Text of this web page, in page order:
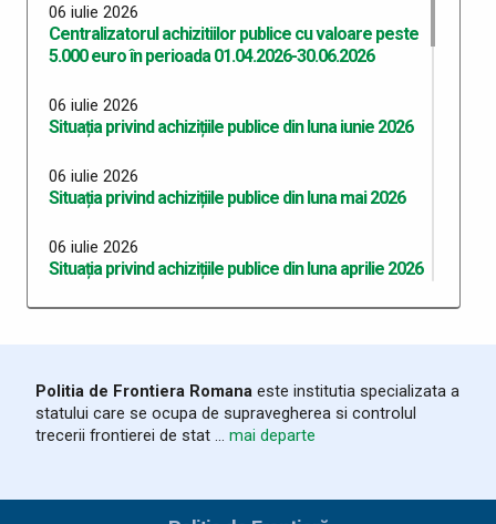
06 iulie 2026
Centralizatorul achizitiilor publice cu valoare peste
5.000 euro în perioada 01.04.2026-30.06.2026
06 iulie 2026
Situația privind achizițiile publice din luna iunie 2026
06 iulie 2026
Situația privind achizițiile publice din luna mai 2026
06 iulie 2026
Situația privind achizițiile publice din luna aprilie 2026
03 iunie 2026
Program Anual Achiziții Publice 2026 - versiunea 06
Programul Anual al Achizițiilor Publice 2026 -
Politia de Frontiera Romana este institutia specializata a
statului care se ocupa de supravegherea si controlul
trecerii frontierei de stat ... mai departe